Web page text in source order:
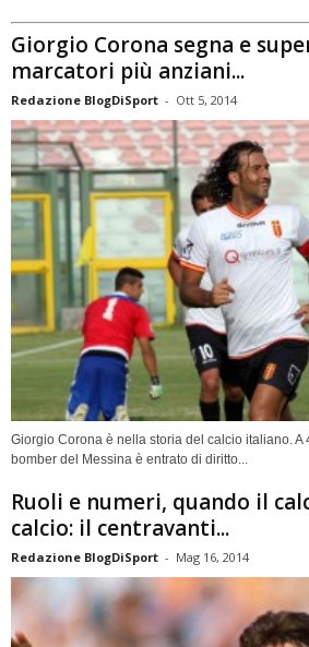
Giorgio Corona segna e
marcatori più anziani...
Redazione BlogDiSport - Ott 5, 2014
Giorgio Corona è nella storia del calcio italiano. A
bomber del Messina è entrato di diritto...
Ruoli e numeri, quando il
calcio: il centravanti...
Redazione BlogDiSport - Mag 16, 2014